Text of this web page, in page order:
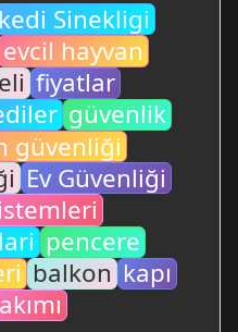
kedi Sinekligi
evcil hayvan
fiyatlar
güvenlik
güvenliği
Ev Güvenliği
pencere
balkon kapı